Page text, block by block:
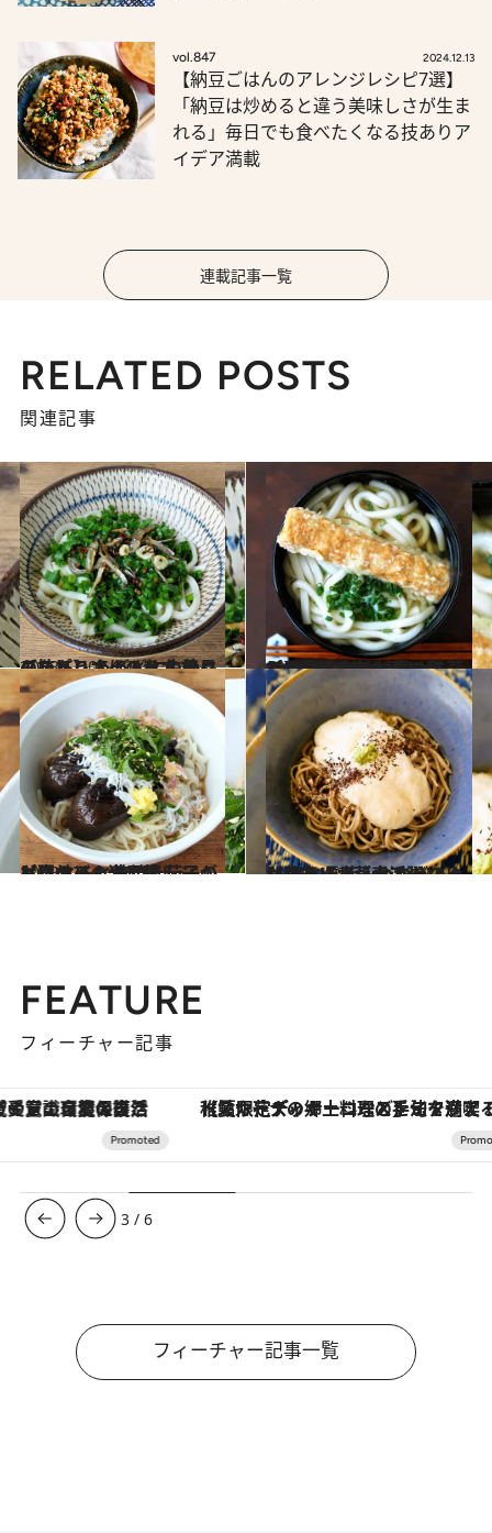
vol.847 2024.12.13
【納豆ごはんのアレンジレシピ7選】
「納豆は炒めると違う美味しさが生ま
れる」毎日でも食べたくなる技ありア
イデア満載
連載記事一覧
RELATED POSTS
関連記事
2023.5.20
【技あり！ うどんの絶品レシピ】 うどんに生のにらをどっさりのせて 熱々のいりこオイルをオン
グルメ 2023.2.21
【兵庫県のお土産レシピ】 “あごちくわ”の天ぷらのっけうどん 長めに茹でた柔らかうどんに合う！
グルメ
2023.8.3
【夏のひんやり麺レシピ】 とろとろ焼き茄子のっけうどん 焼いた茄子がお肉並みの満足感！
グルメ 2023.8.16
【冷たいお蕎麦アレンジ】 とろろ＆ゆかりのっけ蕎麦 長芋、わさび、ゆかりトリオが大活躍
グルメ
FEATURE
フィーチャー記事
【夏限定ディナーコース】旬を迎える稚鮎や花ズッキーニなどをイタリア・トスカーナの郷土料理の手法で満喫！
3 /6
フィーチャー記事一覧